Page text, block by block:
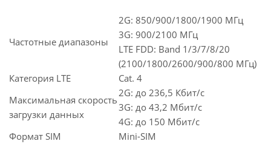
Частотные диапазоны
2G: 850/900/1800/1900 МГц
3G: 900/2100 МГц
LTE FDD: Band 1/3/7/8/20
(2100/1800/2600/900/800 МГц)
Категория LTE
Cat. 4
Максимальная скорость
загрузки данных
2G: до 236,5 Кбит/с
3G: до 43,2 Мбит/с
4G: до 150 Мбит/с
Формат SIM
Mini-SIM